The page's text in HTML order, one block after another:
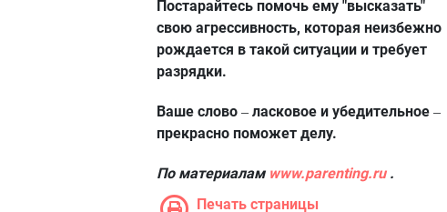
Постарайтесь помочь ему "высказать"
свою агрессивность, которая неизбежно
рождается в такой ситуации и требует
разрядки.
Ваше слово – ласковое и убедительное –
прекрасно поможет делу.
По материалам www.parenting.ru.
Печать страницы